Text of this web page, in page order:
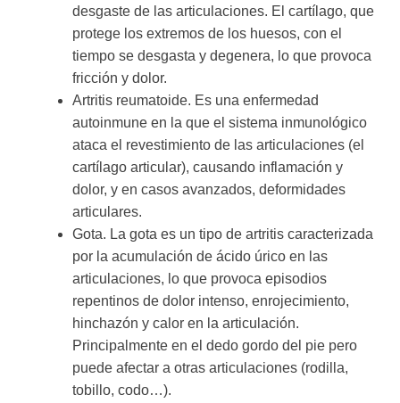
desgaste de las articulaciones. El cartílago, que
protege los extremos de los huesos, con el
tiempo se desgasta y degenera, lo que provoca
fricción y dolor.
Artritis reumatoide. Es una enfermedad
autoinmune en la que el sistema inmunológico
ataca el revestimiento de las articulaciones (el
cartílago articular), causando inflamación y
dolor, y en casos avanzados, deformidades
articulares.
Gota. La gota es un tipo de artritis caracterizada
por la acumulación de ácido úrico en las
articulaciones, lo que provoca episodios
repentinos de dolor intenso, enrojecimiento,
hinchazón y calor en la articulación.
Principalmente en el dedo gordo del pie pero
puede afectar a otras articulaciones (rodilla,
tobillo, codo…).